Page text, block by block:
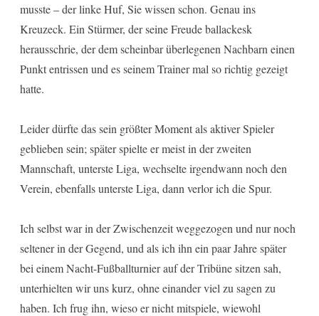
musste – der linke Huf, Sie wissen schon. Genau ins
Kreuzeck. Ein Stürmer, der seine Freude ballackesk
herausschrie, der dem scheinbar überlegenen Nachbarn einen
Punkt entrissen und es seinem Trainer mal so richtig gezeigt
hatte.
Leider dürfte das sein größter Moment als aktiver Spieler
geblieben sein; später spielte er meist in der zweiten
Mannschaft, unterste Liga, wechselte irgendwann noch den
Verein, ebenfalls unterste Liga, dann verlor ich die Spur.
Ich selbst war in der Zwischenzeit weggezogen und nur noch
seltener in der Gegend, und als ich ihn ein paar Jahre später
bei einem Nacht-Fußballturnier auf der Tribüne sitzen sah,
unterhielten wir uns kurz, ohne einander viel zu sagen zu
haben. Ich frug ihn, wieso er nicht mitspiele, wiewohl